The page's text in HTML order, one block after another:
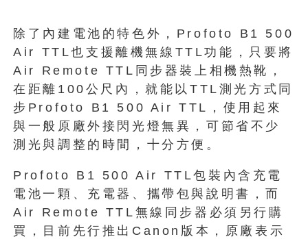
除了內建電池的特色外，Profoto B1 500
Air TTL也支援離機無線TTL功能，只要將
Air Remote TTL同步器裝上相機熱靴，
在距離100公尺內，就能以TTL測光方式同
步Profoto B1 500 Air TTL，使用起來
與一般原廠外接閃光燈無異，可節省不少
測光與調整的時間，十分方便。
Profoto B1 500 Air TTL包裝內含充電
電池一顆、充電器、攜帶包與說明書，而
Air Remote TTL無線同步器必須另行購
買，目前先行推出Canon版本，原廠表示